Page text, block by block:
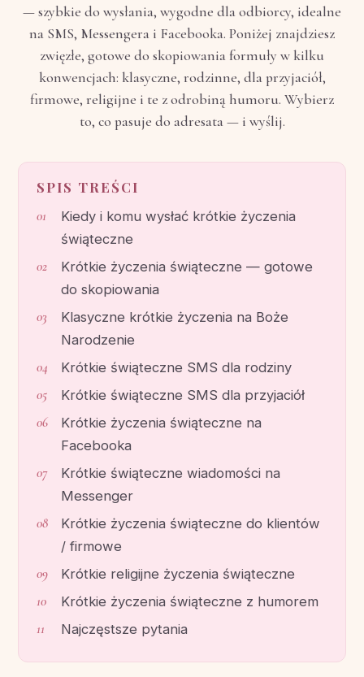
— szybkie do wysłania, wygodne dla odbiorcy, idealne
na SMS, Messengera i Facebooka. Poniżej znajdziesz
zwięzłe, gotowe do skopiowania formuły w kilku
konwencjach: klasyczne, rodzinne, dla przyjaciół,
firmowe, religijne i te z odrobiną humoru. Wybierz
to, co pasuje do adresata — i wyślij.
SPIS TREŚCI
Kiedy i komu wysłać krótkie życzenia
świąteczne
Krótkie życzenia świąteczne — gotowe
do skopiowania
Klasyczne krótkie życzenia na Boże
Narodzenie
Krótkie świąteczne SMS dla rodziny
Krótkie świąteczne SMS dla przyjaciół
Krótkie życzenia świąteczne na
Facebooka
Krótkie świąteczne wiadomości na
Messenger
Krótkie życzenia świąteczne do klientów
/ firmowe
Krótkie religijne życzenia świąteczne
Krótkie życzenia świąteczne z humorem
Najczęstsze pytania